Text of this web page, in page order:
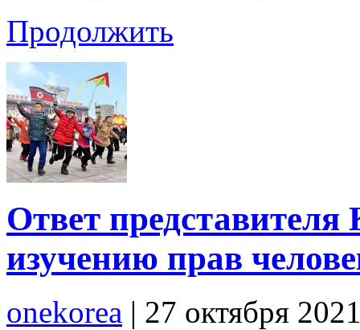
Продолжить
Ответ представителя
изучению прав
onekorea | 27 октября